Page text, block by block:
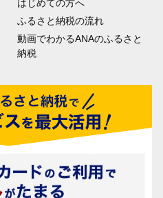
はじめての方へ
ふるさと納税の流れ
動画でわかるANAのふるさと
納税